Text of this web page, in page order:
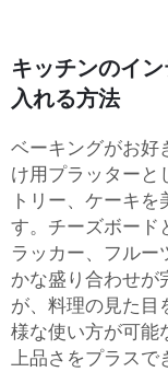
キッチンのイ
入れる方法
ベーキングがお好
け用プラッターと
トリー、ケーキ
す。チーズボー
ラッカー、フルー
かな盛り合わせが
が、料理の見た目
様な使い方が可能
上品さをプラスで